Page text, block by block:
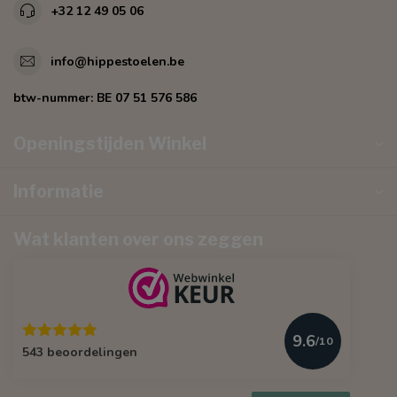
+32 12 49 05 06
info@hippestoelen.be
btw-nummer: BE 07 51 576 586
543 beoordelingen
9.6/10